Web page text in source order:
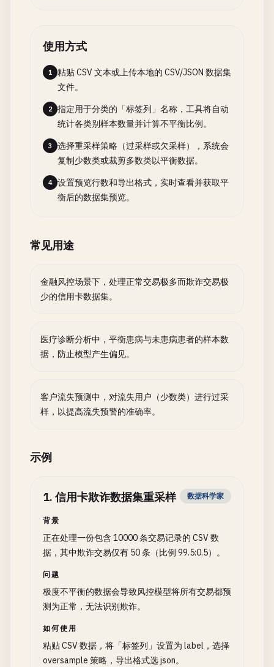
使用方式
1
粘贴 CSV 文本或上传本地的 CSV/JSON 数据集
文件。
2
指定用于分类的「标签列」名称，工具将自动
统计各类别样本数量并计算不平衡比例。
3
选择重采样策略（过采样或欠采样），系统会
复制少数类或裁剪多数类以平衡数据。
4
设置预览行数和导出格式，实时查看并获取平
衡后的数据集预览。
常见用途
金融风控场景下，处理正常交易极多而欺诈交易极
少的信用卡数据集。
医疗诊断分析中，平衡患病与未患病患者的样本数
据，防止模型产生偏见。
客户流失预测中，对流失用户（少数类）进行过采
样，以提高流失预警的准确率。
示例
1. 信用卡欺诈数据集重采样 数据科学家
背景
正在处理一份包含 10000 条交易记录的 CSV 数
据，其中欺诈交易仅有 50 条（比例 99.5:0.5）。
问题
极度不平衡的数据会导致风控模型将所有交易都预
测为正常，无法识别欺诈。
如何使用
粘贴 CSV 数据，将「标签列」设置为 label，选择
oversample 策略，导出格式选 json。